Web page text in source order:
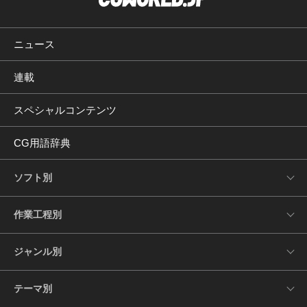
ニュース
連載
スペシャルコンテンツ
CG用語辞典
ソフト別
作業工程別
ジャンル別
テーマ別